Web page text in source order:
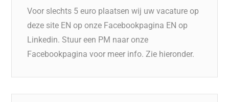
Voor slechts 5 euro plaatsen wij uw vacature op
deze site EN op onze Facebookpagina EN op
Linkedin. Stuur een PM naar onze
Facebookpagina voor meer info. Zie hieronder.